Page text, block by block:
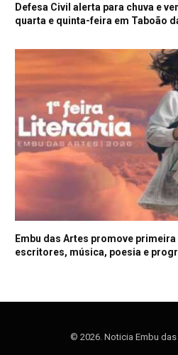
Defesa Civil alerta para chuva e
quarta e quinta-feira em Taboão
Embu das Artes promove
escritores, música, poesia e
© 2026. Noticia Embu